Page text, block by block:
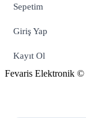
Sepetim
Giriş Yap
Kayıt Ol
Fevaris Elektronik ©